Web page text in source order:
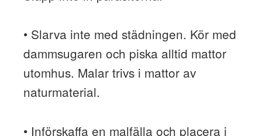
• Slarva inte med städningen. Kör med
dammsugaren och piska alltid mattor
utomhus. Malar trivs i mattor av
naturmaterial.
• Införskaffa en malfälla och placera i